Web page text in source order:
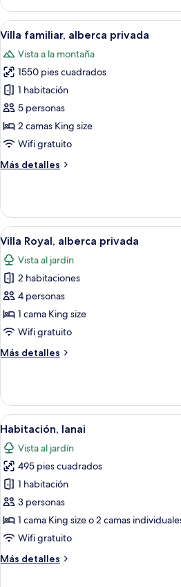
1
habitación,
alberca
Abrir
todas
las
fotos
de
Villa
familiar,
alberca
privada
Una
6
Villa familiar, alberca privada
Vista a la montaña
1550 pies cuadrados
1 habitación
5 personas
2 camas King size
Wifi gratuito
Más detalles
Más
familiar,
alberca
privada
Abrir
todas
las
fotos
de
Villa
Royal,
privada
Un
7
Villa Royal, alberca privada
Vista al jardín
2 habitaciones
4 personas
1 cama King size
Wifi gratuito
Más detalles
Más
Royal,
alberca
privada
Abrir
todas
las
fotos
de
Habitación,
lanai
10
Habitación, lanai
Vista al jardín
495 pies cuadrados
1 habitación
3 personas
1 cama King size o 2 camas
Wifi gratuito
Más detalles
Más